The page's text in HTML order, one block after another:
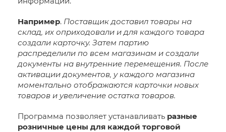
Например. Поставщик доставил товары на
склад, их оприходовали и для каждого товара
создали карточку. Затем партию
распределили по всем магазинам и создали
документы на внутренние перемещения. После
активации документов, у каждого магазина
моментально отображаются карточки новых
товаров и увеличение остатка товаров.
Программа позволяет устанавливать разные
розничные цены для каждой торговой